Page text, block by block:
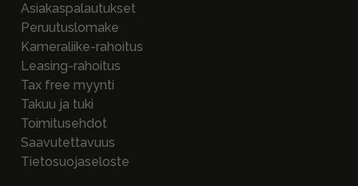
Asiakaspalautukset
Peruutuslomake
Kameraliike-rahoitus
Leasing-rahoitus
Tax free myynti
Takuu ja tuki
Toimitusehdot
Saavutettavuus
Tietosuojaseloste